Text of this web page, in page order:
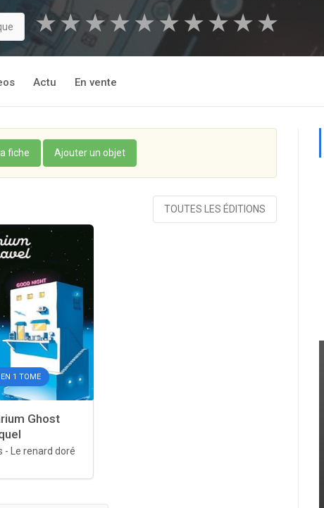
★
★
★
★
★
★
★
★
★
★
Actu En vente
fiche Ajouter un objet
TOUTES LES ÉDITIONS
1 TOME
Ghost
- Le renard doré